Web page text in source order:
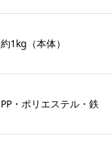
約1kg（本体）
PP・ポリエステル・鉄